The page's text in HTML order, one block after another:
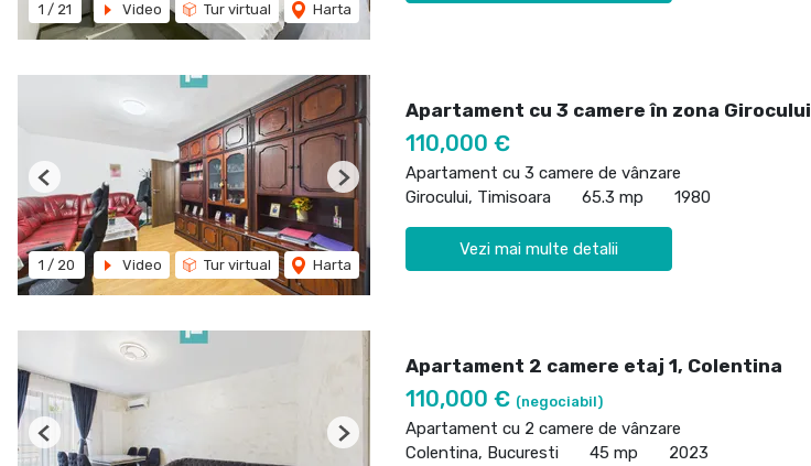
1 / 21 Video Tur virtual Harta
1 / 20 Video Tur virtual Harta
Previous Next
Apartament cu 3 camere în zona Girocului
110,000 €
Apartament cu 3 camere de vânzare
Girocului, Timisoara
65.3 mp 1980
Vezi mai multe detalii
Previous Next
Apartament 2 camere etaj 1, Colentina
110,000 € (negociabil)
Apartament cu 2 camere de vânzare
Colentina, Bucuresti
45 mp 2023